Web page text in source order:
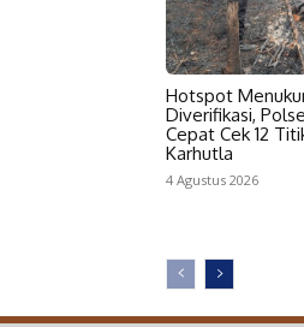
Hotspot
Diverifikasi,
Cepat Cek 12
Karhutla
4 Agustus 2026